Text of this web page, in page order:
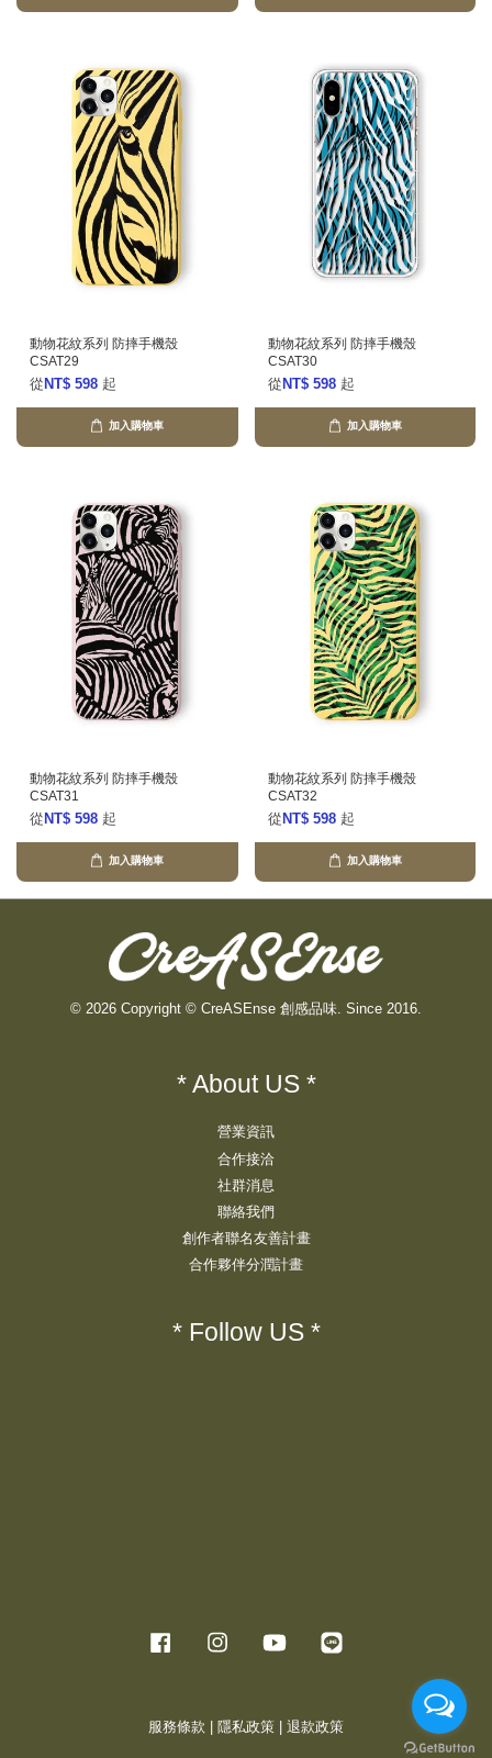
動物花紋系列 防摔手機殼
CSAT29
從NT$ 598 起
加入購物車
動物花紋系列 防摔手機殼
CSAT30
從NT$ 598 起
加入購物車
動物花紋系列 防摔手機殼
CSAT31
從NT$ 598 起
加入購物車
動物花紋系列 防摔手機殼
CSAT32
從NT$ 598 起
加入購物車
© 2026 Copyright © CreASEnse 創感品味. Since 2016.
* About US *
營業資訊
合作接洽
社群消息
聯絡我們
創作者聯名友善計畫
合作夥伴分潤計畫
* Follow US *
Facebook Instagram YouTube
服務條款 | 隱私政策 | 退款政策